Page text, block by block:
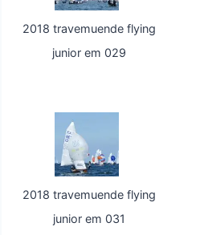
2018 travemuende flying
junior em 029
2018 travemuende flying
junior em 031